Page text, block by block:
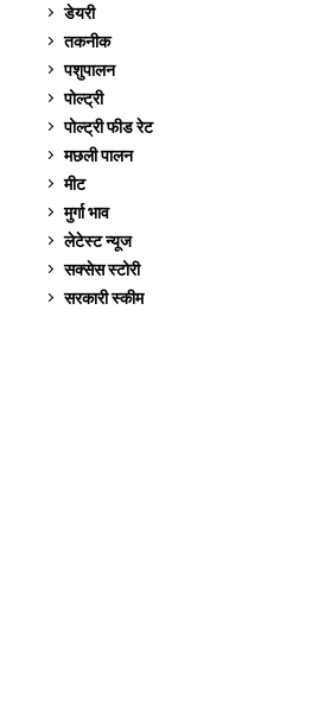
डेयरी
तकनीक
पशुपालन
पोल्ट्री
पोल्ट्री फीड रेट
मछली पालन
मीट
मुर्गा भाव
लेटेस्ट न्यूज
सक्सेस स्टो‍री
सरकारी स्की‍म